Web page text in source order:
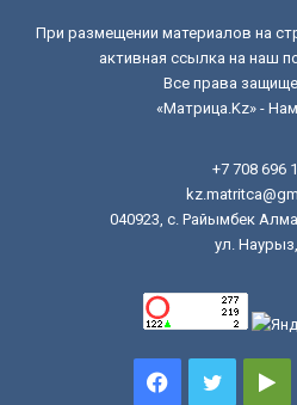
При размещении материалов на
активная ссылка на наш
Все права
«Матрица.Kz» -
+7 708 696
040923, с. Райымбек
ул.
FacebookTwitter